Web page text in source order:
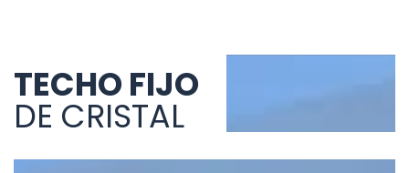
TECHO FIJO
DE CRISTAL